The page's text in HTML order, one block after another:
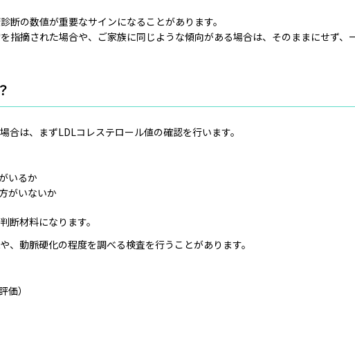
断の数値が重要なサインになることがあります。
指摘された場合や、ご家族に同じような傾向がある場合は、そのままにせず、
合は、まずLDLコレステロール値の確認を行います。
いるか
がいないか
断材料になります。
、動脈硬化の程度を調べる検査を行うことがあります。
）